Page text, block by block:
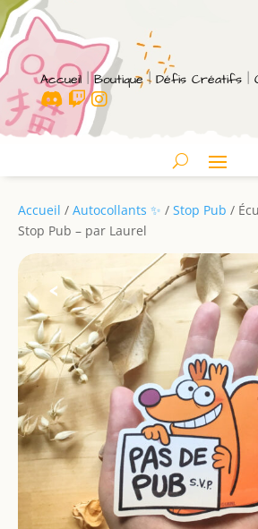
Accueil|Boutique| Défis Créatifs|
Accueil / Autocollants ✨ / Stop Pub /
Stop Pub – par Laurel